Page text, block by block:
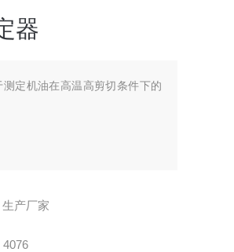
器
定机油在高温高剪切条件下的
生产厂家
4076